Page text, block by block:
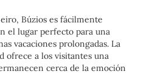
Búzios es fácilmente
el lugar perfecto para una
vacaciones prolongadas. La
ofrece a los visitantes una
cerca de la emoción